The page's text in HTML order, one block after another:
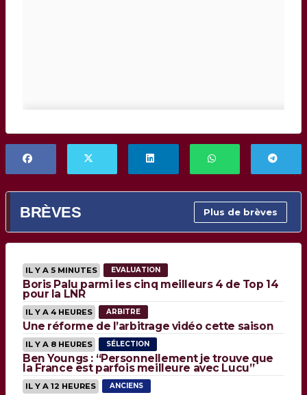
BRÈVES Plus de brèves
IL Y A 5 MINUTES EVALUATION
Boris Palu parmi les cinq meilleurs 4 de Top 14
pour la LNR
IL Y A 4 HEURES ARBITRE
Une réforme de l’arbitrage vidéo cette saison
IL Y A 8 HEURES SÉLECTION
Ben Youngs : “Personnellement je trouve que
la France est parfois meilleure avec Lucu”
IL Y A 12 HEURES ANCIENS